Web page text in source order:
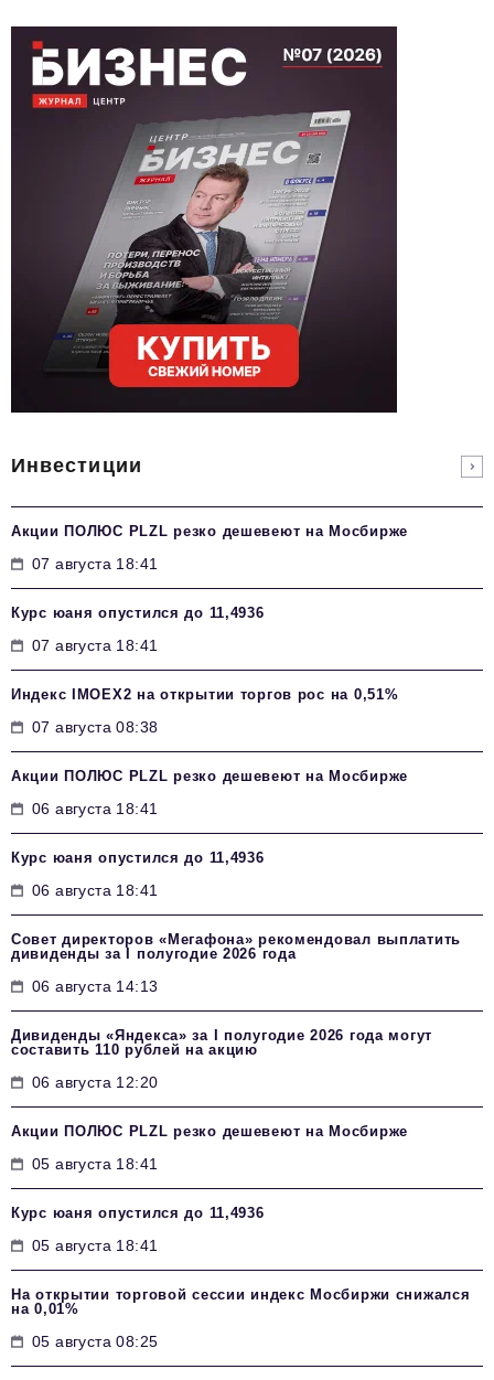
Инвестиции
Акции ПОЛЮС PLZL резко дешевеют на Мосбирже
07 августа 18:41
Курс юаня опустился до 11,4936
07 августа 18:41
Индекс IMOEX2 на открытии торгов рос на 0,51%
07 августа 08:38
Акции ПОЛЮС PLZL резко дешевеют на Мосбирже
06 августа 18:41
Курс юаня опустился до 11,4936
06 августа 18:41
Совет директоров «Мегафона» рекомендовал выплатить
дивиденды за I полугодие 2026 года
06 августа 14:13
Дивиденды «Яндекса» за I полугодие 2026 года могут
составить 110 рублей на акцию
06 августа 12:20
Акции ПОЛЮС PLZL резко дешевеют на Мосбирже
05 августа 18:41
Курс юаня опустился до 11,4936
05 августа 18:41
На открытии торговой сессии индекс Мосбиржи снижался
на 0,01%
05 августа 08:25